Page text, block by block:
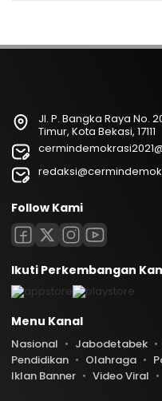
Jl. P. Bangka Raya No.
Timur, Kota Bekasi, 17111
Follow Kami
Ikuti Perkembangan
Menu Kanal
Nasional Jabodetabek
Pendidikan
Olahraga
Iklan Banner
Video Viral